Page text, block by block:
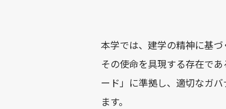
本学では、建学の精神に基
その使命を具現する存在で
ード」に準拠し、適切なガ
ます。